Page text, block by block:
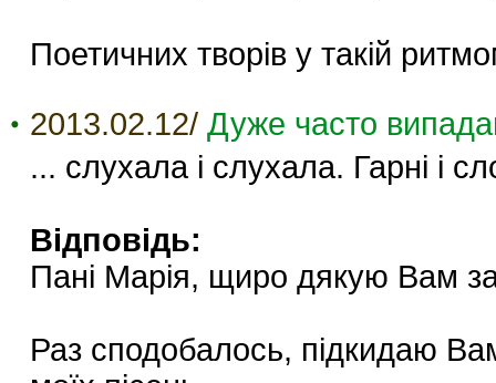
Поетичних творів у такій
2013.02.12/ Дуже часто
... слухала і слухала. Гарні і
Відповідь:
Пані Марія, щиро дякую Вам
Раз сподобалось, підкидаю Вам